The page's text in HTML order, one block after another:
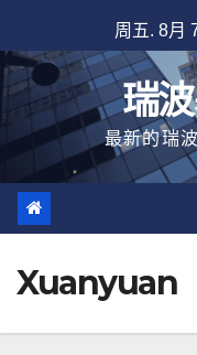
至
内
周五. 8月
瑞
最新的瑞
Xuanyuan